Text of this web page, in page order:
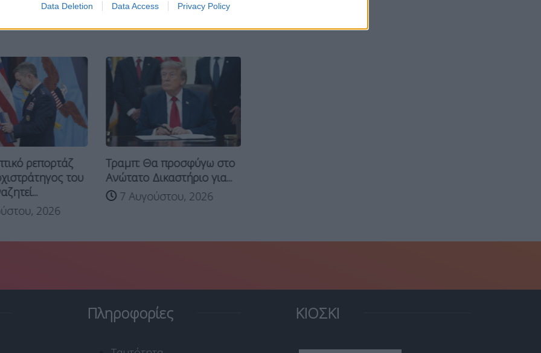
Data Deletion Data Access Privacy Policy
ρεπορτάζ
του
2026
Τραμπ: Θα προσφύγω στο
Ανώτατο Δικαστήριο για...
7 Αυγούστου, 2026
Πληροφορίες ΚΙΟΣΚΙ